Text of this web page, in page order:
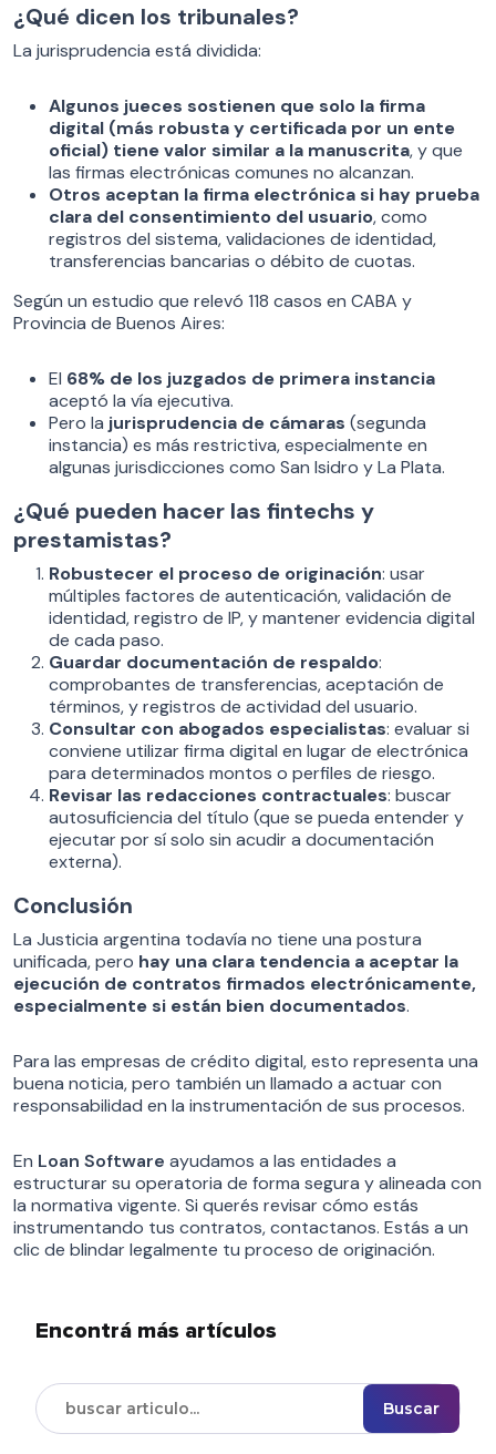
¿Qué dicen los tribunales?
La jurisprudencia está dividida:
Algunos jueces sostienen que solo la firma
digital (más robusta y certificada por un ente
oficial) tiene valor similar a la manuscrita, y que
las firmas electrónicas comunes no alcanzan.
Otros aceptan la firma electrónica si hay prueba
clara del consentimiento del usuario, como
registros del sistema, validaciones de identidad,
transferencias bancarias o débito de cuotas.
Según un estudio que relevó 118 casos en CABA y
Provincia de Buenos Aires:
El 68% de los juzgados de primera instancia
aceptó la vía ejecutiva.
Pero la jurisprudencia de cámaras (segunda
instancia) es más restrictiva, especialmente en
algunas jurisdicciones como San Isidro y La Plata.
¿Qué pueden hacer las fintechs y
prestamistas?
Robustecer el proceso de originación: usar
múltiples factores de autenticación, validación de
identidad, registro de IP, y mantener evidencia digital
de cada paso.
Guardar documentación de respaldo:
comprobantes de transferencias, aceptación de
términos, y registros de actividad del usuario.
Consultar con abogados especialistas: evaluar si
conviene utilizar firma digital en lugar de electrónica
para determinados montos o perfiles de riesgo.
Revisar las redacciones contractuales: buscar
autosuficiencia del título (que se pueda entender y
ejecutar por sí solo sin acudir a documentación
externa).
Conclusión
La Justicia argentina todavía no tiene una postura
unificada, pero hay una clara tendencia a aceptar la
ejecución de contratos firmados electrónicamente,
especialmente si están bien documentados.
Para las empresas de crédito digital, esto representa una
buena noticia, pero también un llamado a actuar con
responsabilidad en la instrumentación de sus procesos.
En Loan Software ayudamos a las entidades a
estructurar su operatoria de forma segura y alineada con
la normativa vigente. Si querés revisar cómo estás
instrumentando tus contratos, contactanos. Estás a un
clic de blindar legalmente tu proceso de originación.
Encontrá más artículos
Buscar